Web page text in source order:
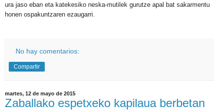
ura jaso eban eta katekesiko neska-mutilek gurutze apal bat sakarmentu
honen ospakuntzaren ezaugarri.
No hay comentarios:
Compartir
martes, 12 de mayo de 2015
Zaballako espetxeko kapilaua berbetan